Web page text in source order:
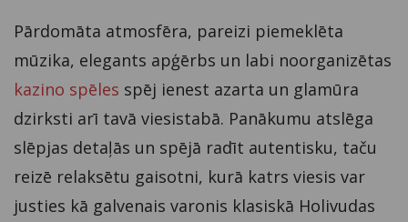
Pārdomāta atmosfēra, pareizi piemeklēta
mūzika, elegants apģērbs un labi noorganizētas
kazino spēles spēj ienest azarta un glamūra
dzirksti arī tavā viesistabā. Panākumu atslēga
slēpjas detaļās un spējā radīt autentisku, taču
reizē relaksētu gaisotni, kurā katrs viesis var
justies kā galvenais varonis klasiskā Holivudas